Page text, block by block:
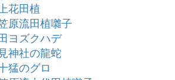
花田植
原流田植囃子
ヨズクハデ
神社の龍蛇
猛のグロ